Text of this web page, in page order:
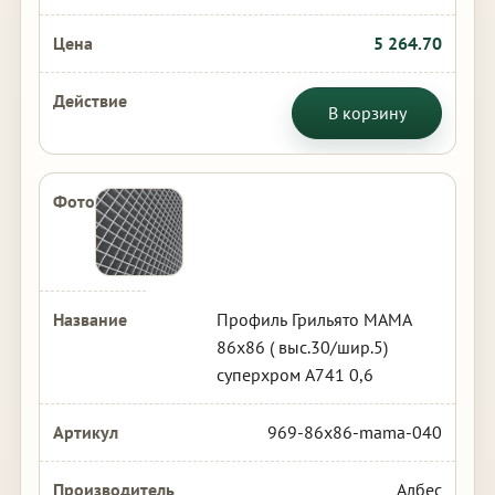
5 264.70
В корзину
Профиль Грильято МАМА
86х86 ( выс.30/шир.5)
суперхром А741 0,6
969-86x86-mama-040
Албес